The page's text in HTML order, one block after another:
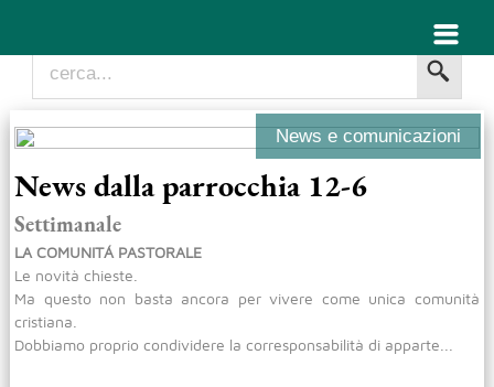
News e comunicazioni
News dalla parrocchia 12-6
Settimanale
LA COMUNITÁ PASTORALE
Le novità chieste.
Ma questo non basta ancora per vivere come unica comunità
cristiana.
Dobbiamo proprio condividere la corresponsabilità di apparte...